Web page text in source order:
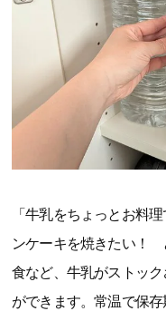
「牛乳をちょっとお料
ンケーキを焼きたい！
食など、牛乳がストッ
ができます。常温で保